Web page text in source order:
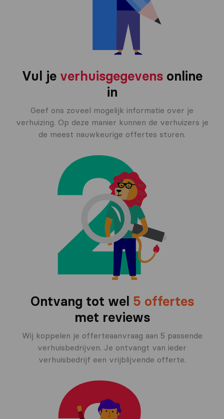
Vul je verhuisgegevensonline
in
Geef ons zoveel mogelijk informatie over je
verhuizing. Op deze manier kunnen de verhuizers je
de meest nauwkeurige offertes sturen.
Ontvang tot wel 5 offertes
met reviews
Wij koppelen je offerteaanvraag aan 5 passende
verhuisbedrijven. Je ontvangt van ieder
verhuisbedrijf een vrijblijvende offerte.